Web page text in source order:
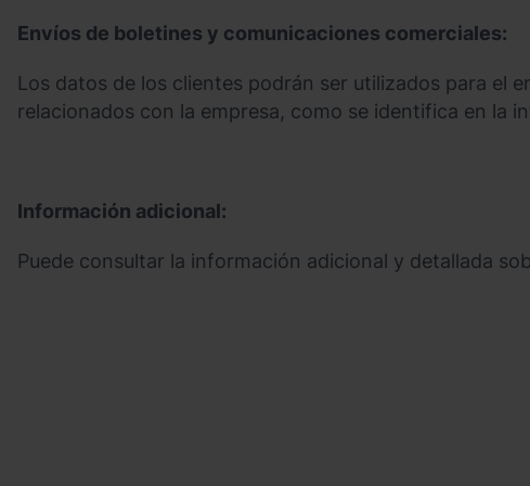
Envíos de boletines y comunicaciones comerciales:
Los datos de los clientes podrán ser utilizados para el
relacionados con la empresa, como se identifica en la
Información adicional:
Puede consultar la información adicional y detallada